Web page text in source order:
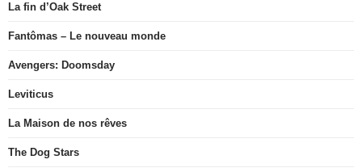
La fin d’Oak Street
Fantômas – Le nouveau monde
Avengers: Doomsday
Leviticus
La Maison de nos rêves
The Dog Stars